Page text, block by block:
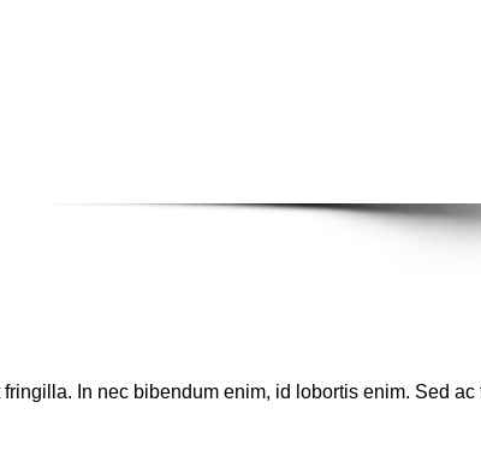
In nec bibendum enim, id lobortis enim. Sed